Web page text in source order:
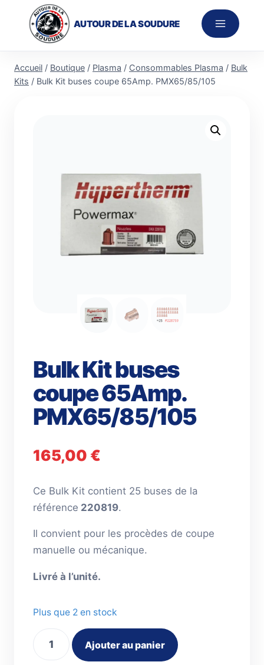
contenu
AUTOUR DE LA SOUDURE
Accueil / Boutique / Plasma / Consommables Plasma / Bulk
Kits / Bulk Kit buses coupe 65Amp. PMX65/85/105
Bulk Kit buses
coupe 65Amp.
PMX65/85/105
165,00 €
Ce Bulk Kit contient 25 buses de la
référence 220819.
Il convient pour les procèdes de coupe
manuelle ou mécanique.
Livré à l’unité.
Plus que 2 en stock
Ajouter au panier